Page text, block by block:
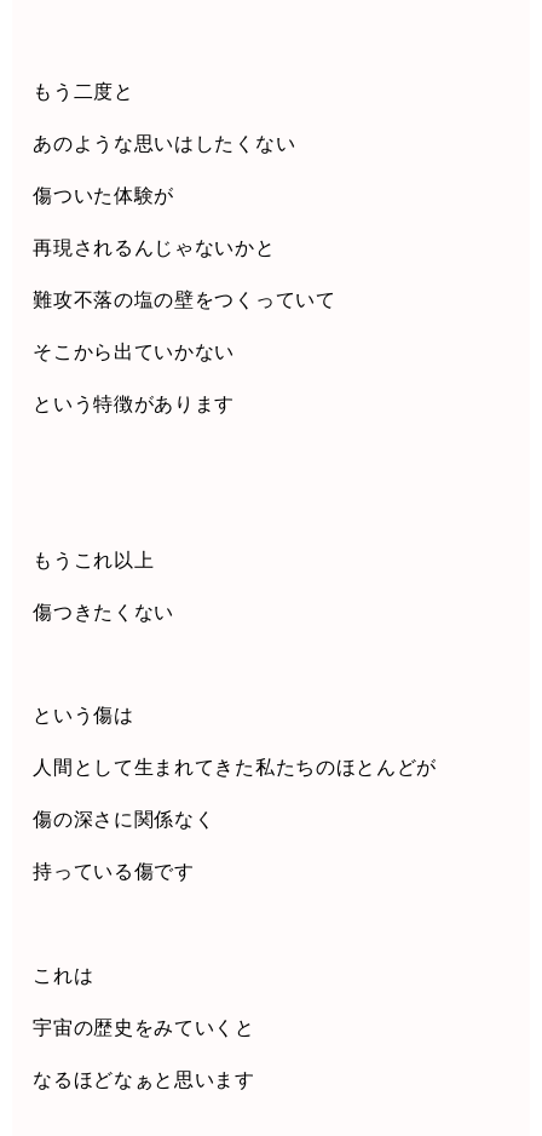
もう二度と
あのような思いはしたくない
傷ついた体験が
再現されるんじゃないかと
難攻不落の塩の壁をつくっていて
そこから出ていかない
という特徴があります
もうこれ以上
傷つきたくない
という傷は
人間として生まれてきた私たちのほとんどが
傷の深さに関係なく
持っている傷です
これは
宇宙の歴史をみていくと
なるほどなぁと思います